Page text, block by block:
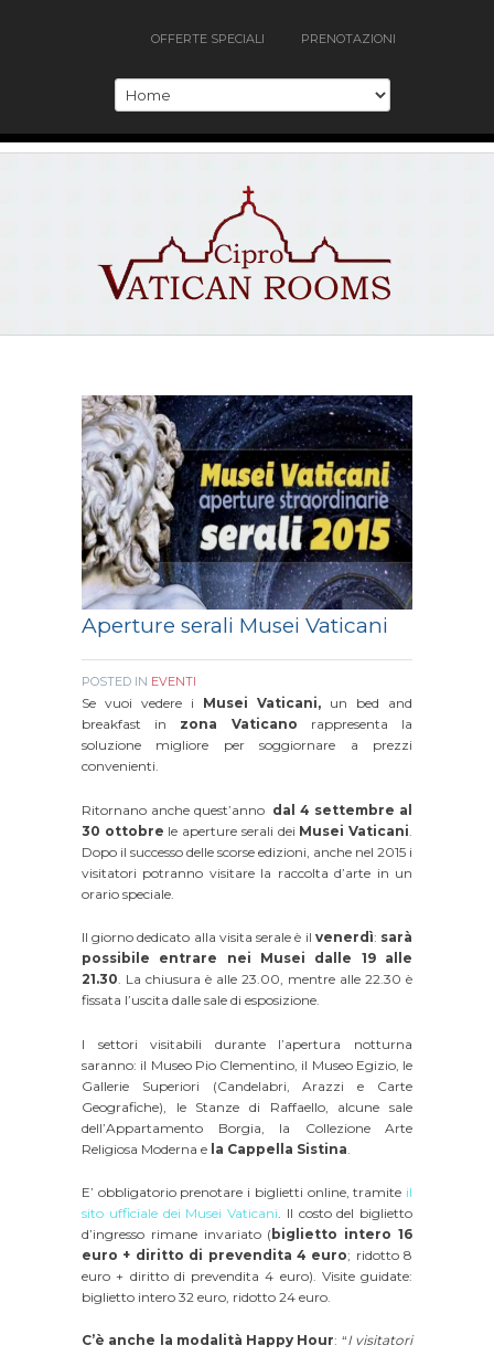
OFFERTE SPECIALI PRENOTAZIONI
Aperture serali Musei Vaticani
POSTED IN EVENTI
Se vuoi vedere i Musei Vaticani, un bed and
breakfast in zona Vaticano rappresenta la
soluzione migliore per soggiornare a prezzi
convenienti.
Ritornano anche quest’anno dal 4 settembre al
30 ottobre le aperture serali dei Musei Vaticani
Dopo il successo delle scorse edizioni, anche nel 2015 i
visitatori potranno visitare la raccolta d’arte in un
orario speciale.
Il giorno dedicato alla visita serale è il venerdì: sarà
possibile entrare nei Musei dalle 19 alle
21.30. La chiusura è alle 23.00, mentre alle 22.30 è
fissata l’uscita dalle sale di esposizione.
I settori visitabili durante l’apertura notturna
saranno: il Museo Pio Clementino, il Museo Egizio, le
Gallerie Superiori (Candelabri, Arazzi e Carte
Geografiche), le Stanze di Raffaello, alcune sale
dell’Appartamento Borgia, la Collezione Arte
Religiosa Moderna e la Cappella Sistina
E’ obbligatorio prenotare i biglietti online, tramite il
sito ufficiale dei Musei Vaticani. Il costo del biglietto
d’ingresso rimane invariato ( biglietto intero 16
euro + diritto di prevendita 4 euro; ridotto 8
euro + diritto di prevendita 4 euro). Visite guidate:
biglietto intero 32 euro, ridotto 24 euro.
C’è anche la modalità Happy Hour: “I visitatori